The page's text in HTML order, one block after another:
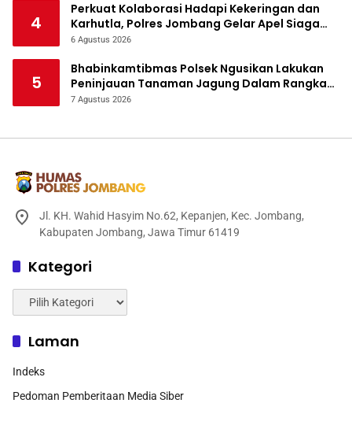
4
Perkuat Kolaborasi Hadapi Kekeringan dan
Karhutla, Polres Jombang Gelar Apel Siaga
Bencana
6 Agustus 2026
5
Bhabinkamtibmas Polsek Ngusikan Lakukan
Peninjauan Tanaman Jagung Dalam Rangka
Mendukung Ketahanan Pangan
7 Agustus 2026
Jl. KH. Wahid Hasyim No.62, Kepanjen, Kec. Jombang,
Kabupaten Jombang, Jawa Timur 61419
Kategori
Kategori
Laman
Indeks
Pedoman Pemberitaan Media Siber